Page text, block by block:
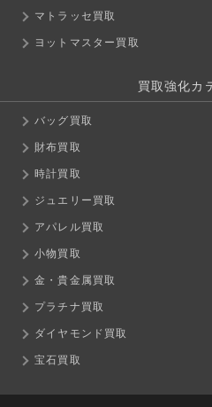
マトラッセ買取
ヨットマスター買取
買取強化カ
バッグ買取
財布買取
時計買取
ジュエリー買取
アパレル買取
小物買取
金・貴金属買取
プラチナ買取
ダイヤモンド買取
宝石買取